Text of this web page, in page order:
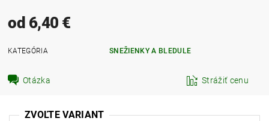
od 6,40 €
KATEGÓRIA SNEŽIENKY A BLEDULE
Otázka Strážiť cenu
ZVOĽTE VARIANT